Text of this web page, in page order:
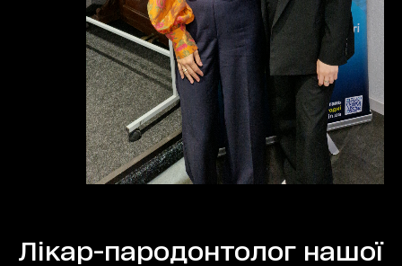
Лікар-пародонтолог нашої